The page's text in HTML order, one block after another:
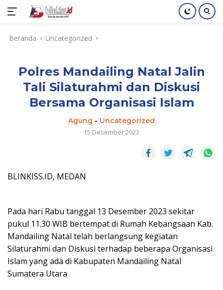
Beranda Uncategorized
Polres Mandailing Natal Jalin
Tali Silaturahmi dan Diskusi
Bersama Organisasi Islam
Agung - Uncategorized
15 Desember 2023
BLINKISS.ID, MEDAN
Pada hari Rabu tanggal 13 Desember 2023 sekitar
pukul 11.30 WIB bertempat di Rumah Kebangsaan Kab.
Mandailing Natal telah berlangsung kegiatan
Silaturahmi dan Diskusi terhadap beberapa Organisasi
Islam yang ada di Kabupaten Mandailing Natal
Sumatera Utara